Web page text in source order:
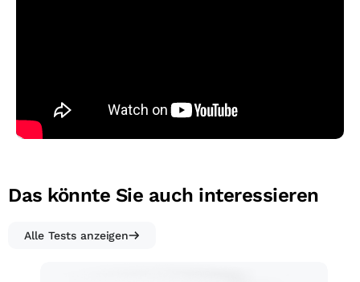
Das könnte Sie auch interessieren
Alle Tests anzeigen